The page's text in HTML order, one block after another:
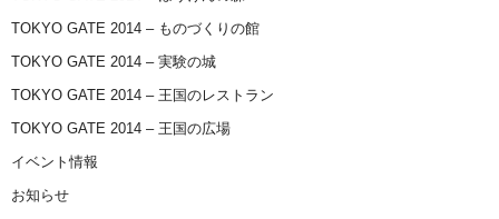
TOKYO GATE 2014 – ものづくりの館
TOKYO GATE 2014 – 実験の城
TOKYO GATE 2014 – 王国のレストラン
TOKYO GATE 2014 – 王国の広場
イベント情報
お知らせ